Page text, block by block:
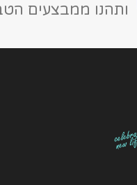
ותהנו ממבצעים